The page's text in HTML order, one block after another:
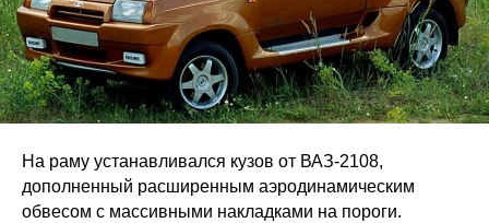
На раму устанавливался кузов от ВАЗ-2108,
дополненный расширенным аэродинамическим
обвесом с массивными накладками на пороги.